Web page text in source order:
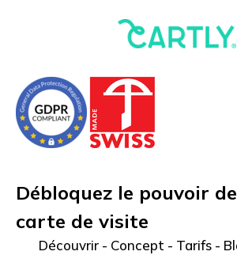
Débloquez le pouvoir
carte de visite
Découvrir - Concept - Tarifs -